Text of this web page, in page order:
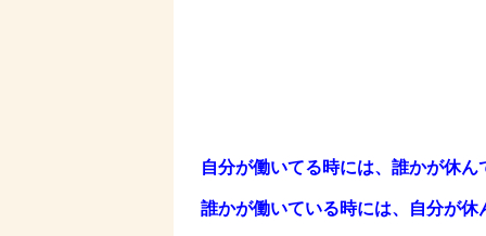
自分が働いてる時には、誰かが休ん
誰かが働いている時には、自分が休